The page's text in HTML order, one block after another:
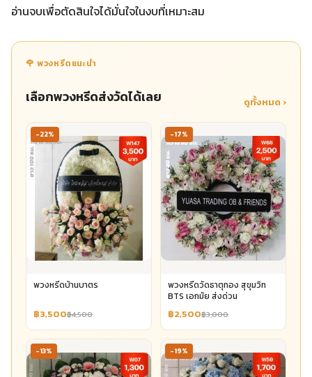
อ่านจบเพื่อตัดสินใจได้มั่นใจในงบที่เหมาะสม
🌹 พวงหรีดแนะนำ
เลือกพวงหรีดส่งวัดได้เลย ดูทั้งหมด ›
-22%
พวงหรีดบ้านบาตร
฿3,500฿4,500
-17%
พวงหรีดวัดธาตุทอง สุขุมวิท
BTS เอกมัย ส่งด่วน
฿2,500฿3,000
-13% -19%